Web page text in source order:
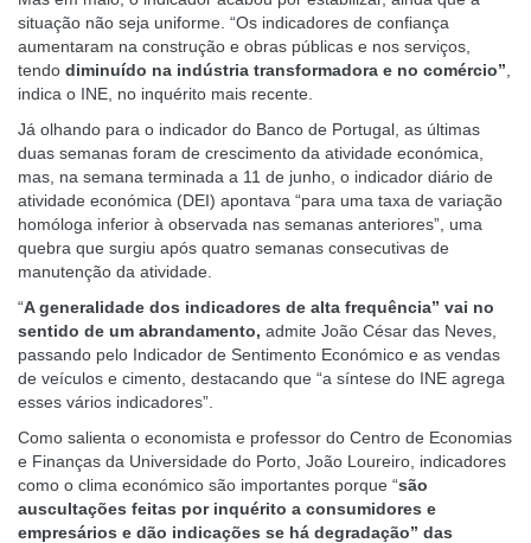
situação não seja uniforme. “Os indicadores de confiança
aumentaram na construção e obras públicas e nos serviços,
tendo diminuído na indústria transformadora e no comércio”
indica o INE, no inquérito mais recente.
Já olhando para o indicador do Banco de Portugal, as últimas
duas semanas foram de crescimento da atividade económica,
mas, na semana terminada a 11 de junho, o indicador diário de
atividade económica (DEI) apontava “para uma taxa de variação
homóloga inferior à observada nas semanas anteriores”, uma
quebra que surgiu após quatro semanas consecutivas de
manutenção da atividade.
“A generalidade dos indicadores de alta frequência” vai no
sentido de um abrandamento, admite João César das Neves,
passando pelo Indicador de Sentimento Económico e as vendas
de veículos e cimento, destacando que “a síntese do INE agrega
esses vários indicadores”.
Como salienta o economista e professor do Centro de Economias
e Finanças da Universidade do Porto, João Loureiro, indicadores
como o clima económico são importantes porque “são
auscultações feitas por inquérito a consumidores e
empresários e dão indicações se há degradação” das